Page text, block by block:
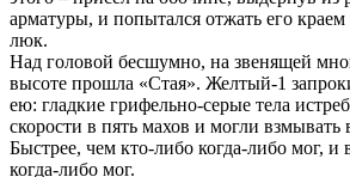
арматуры, и попытался отжать его
люк.
Над головой бесшумно, на звенящей
высоте прошла «Стая». Желтый-1
ею: гладкие грифельно-серые тела
скорости в пять махов и могли
Быстрее, чем кто-либо когда-либо мог,
когда-либо мог.